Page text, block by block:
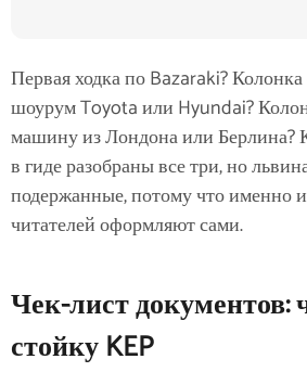
Первая ходка по Bazaraki? Колонка
шоурум Toyota или Hyundai?
машину из Лондона или Берлина?
в гиде разобраны все три, но
подержанные, потому что именно
читателей оформляют сами.
Чек-лист документов:
стойку KEP